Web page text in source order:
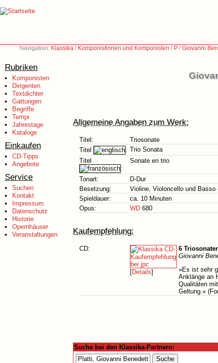
Navigation: Klassika / Komponistinnen und Komponisten / P /Giovanni
Rubriken
Komponisten
Dirigenten
Textdichter
Gattungen
Begriffe
Tempi
Jahrestage
Kataloge
Einkaufen
CD-Tipps
Angebote
Service
Suchen
Kontakt
Impressum
Datenschutz
Historie
Opernhäuser
Veranstaltungen
Allgemeine Angaben zum Werk:
Titel:
Triosonate
Titel
: Trio Sonata
Titel
:
Sonate en trio
Tonart:
D-Dur
Besetzung:
Violine, Violoncello und Basso
Spieldauer:
ca. 10 Minuten
Opus:
WD 680
Kaufempfehlung:
CD:
[Details]
6
Giovanni
»Es ist sehr
Anklänge an
Qualitäten
Geltung.«
Suche bei den Klassika-Partnern: